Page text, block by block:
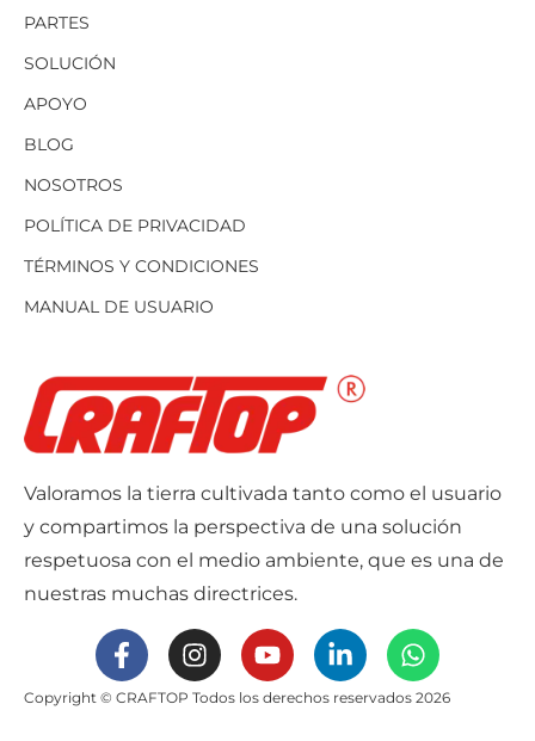
Valoramos la tierra cultivada tanto como el usuario
y compartimos la perspectiva de una solución
respetuosa con el medio ambiente, que es una de
nuestras muchas directrices.
Copyright © CRAFTOP Todos los derechos reservados 2026
PARTES
SOLUCIÓN
APOYO
BLOG
NOSOTROS
POLÍTICA DE PRIVACIDAD
TÉRMINOS Y CONDICIONES
MANUAL DE USUARIO